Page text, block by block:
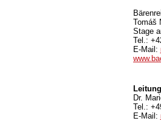
Tomáš
Stage
Tel.:
E-Mail:
Dr.
Tel.:
E-Mail: